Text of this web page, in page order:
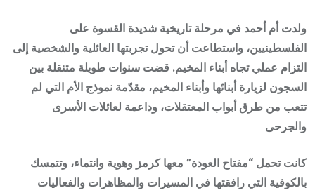
ولدت أم أحمد في مرحلة تاريخية شديدة القسوة على
الفلسطينيين، واستطاعت أن تحول تجربتها العائلية والشخصية إلى
التزام عملي تجاه أبناء المخيم. قضت سنوات طويلة متنقلة بين
السجون لزيارة أبنائها وأبناء المخيم، مقدّمة نموذج الأم التي لم
تتعب من طرق أبواب المعتقلات، وداعمة لعائلات الأسرى
والجرحى
كانت تحمل “مفتاح العودة” معها كرمز وهوية وانتماء، وتتمسك
بالكوفية التي رافقتها في المسيرات والمظاهرات والفعاليات